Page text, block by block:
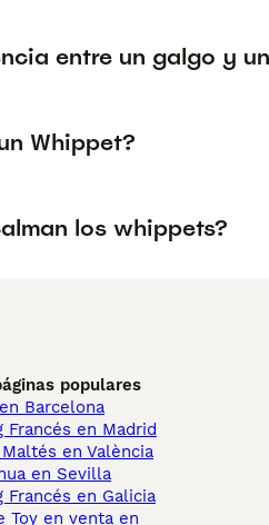
entre un galgo y
Whippet?
los whippets?
populares
Barcelona
Francés en Madrid
en València
en Sevilla
Francés en Galicia
Toy en venta en